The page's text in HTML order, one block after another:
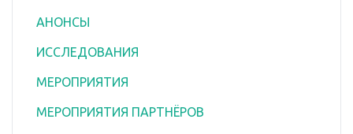
АНОНСЫ
ИССЛЕДОВАНИЯ
МЕРОПРИЯТИЯ
МЕРОПРИЯТИЯ ПАРТНЁРОВ